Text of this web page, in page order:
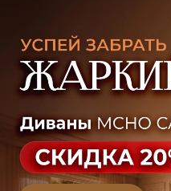
+7 (958) 202-41-41
+7 (499) 916-60-66
+7 (499) 916-60-10,
Sales@skyliving.ru
Ежедневно, с 10:00 до 21:00
Telegram и YouTube ограничены на территории
РФ (на основании ФЗ-149 "Об информации")